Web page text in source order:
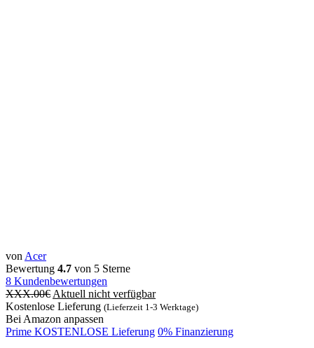
von ‎Acer
Bewertung 4.7 von 5 Sterne
8 Kundenbewertungen
XXX.00€ Aktuell nicht verfügbar
Kostenlose Lieferung (Lieferzeit 1-3 Werktage)
Bei Amazon anpassen
Prime KOSTENLOSE Lieferung 0% Finanzierung